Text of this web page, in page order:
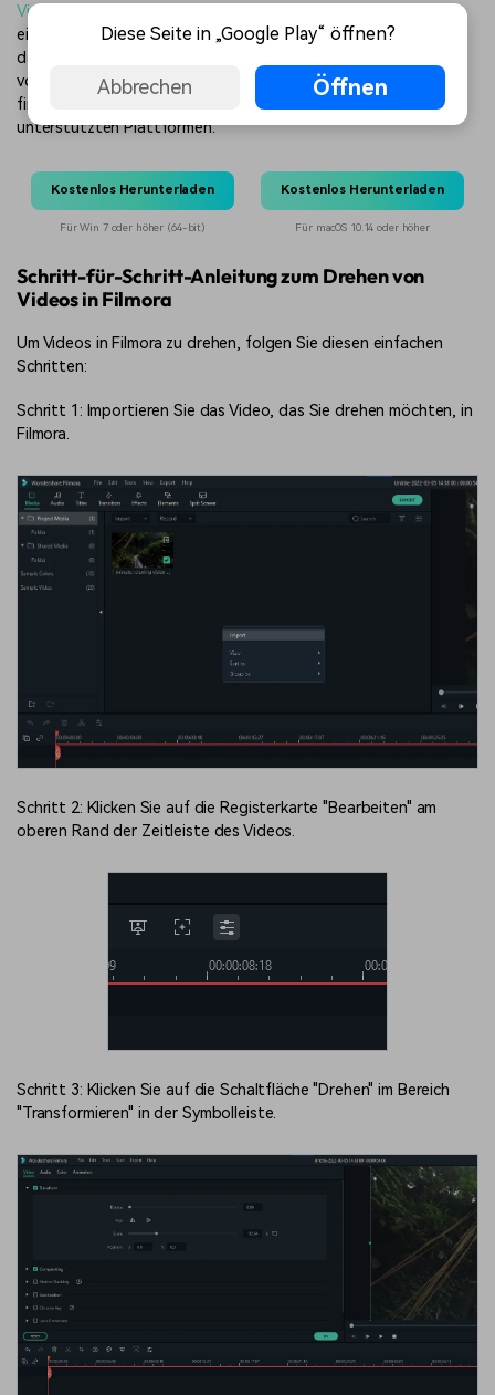
Video Editor
einfach zu bedienen ist. Er bietet eine Vielzahl von Funktionen,
darunter die Möglichkeit, Videos zu drehen. Sie können Filmora
von der Filmora Webseite herunterladen. Auf der Webseite
finden Sie Links zu den Download-Seiten für jede der
unterstützten Plattformen.
Kostenlos Herunterladen
Für Win 7 oder höher (64-bit)
Kostenlos Herunterladen
Für macOS 10.14 oder höher
Schritt-für-Schritt-Anleitung zum Drehen von
Videos in Filmora
Um Videos in Filmora zu drehen, folgen Sie diesen einfachen
Schritten:
Schritt 1: Importieren Sie das Video, das Sie drehen möchten, in
Filmora.
Schritt 2: Klicken Sie auf die Registerkarte "Bearbeiten" am
oberen Rand der Zeitleiste des Videos.
Schritt 3: Klicken Sie auf die Schaltfläche "Drehen" im Bereich
"Transformieren" in der Symbolleiste.
Diese Seite in „Google Play“ öffnen?
Abbrechen Öffnen